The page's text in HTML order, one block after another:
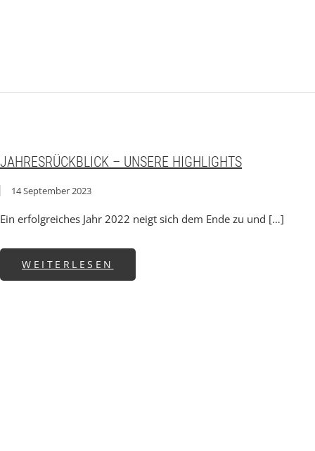
JAHRESRÜCKBLICK – UNSERE HIGHLIGHTS
14 September 2023
Ein erfolgreiches Jahr 2022 neigt sich dem Ende zu und […]
WEITERLESEN